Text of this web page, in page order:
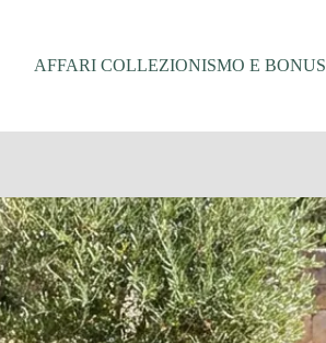
AFFARI COLLEZIONISMO E BONUS